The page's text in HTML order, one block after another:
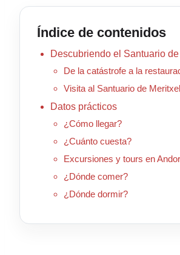
Índice de contenidos
Descubriendo el Santuario de
De la catástrofe a la
Visita al Santuario de
Datos prácticos
¿Cómo llegar?
¿Cuánto cuesta?
Excursiones y tours en
¿Dónde comer?
¿Dónde dormir?